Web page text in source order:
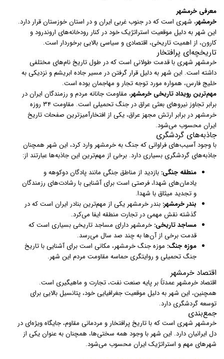
معرفی خرمشهر
خرمشهر، شهری است که در جنوب غربی ایران و در استان خوزستان قرار دارد.
این شهر به دلیل موقعیت استراتژیک خود در کنار رودخانه‌های اروندرود و
کارون، از اهمیت تاریخی، اقتصادی و سیاسی بالایی برخوردار است.
تاریخچه‌ای پرافتخار
خرمشهر شهری با قدمت طولانی است که در طول تاریخ نام‌های مختلفی
داشته است. این شهر به دلیل قرار گرفتن در مسیر جاده ابریشم و نزدیکی به
خلیج فارس، همواره مورد توجه تجار و مهاجمان بوده است.
مهم‌ترین رویداد تاریخی خرمشهر، مقاومت جانانه مردم و رزمندگان ایران در
برابر تجاوز نیروهای بعثی عراق در جنگ تحمیلی است. مقاومت ۳۴ روزه
خرمشهر در برابر ارتش مجهز عراق، یکی از افتخارآمیزترین صفحات تاریخ
ایران محسوب می‌شود.
جاذبه‌های گردشگری
با وجود آسیب‌های فراوانی که جنگ به خرمشهر وارد کرد، این شهر همچنان
جاذبه‌های گردشگری بسیاری دارد. برخی از مهم‌ترین این جاذبه‌ها عبارتند از:
منطقه جنگی: بازدید از مناطق جنگی مانند پادگان دوکوهه و
یادمان‌های شهدا، فرصتی است برای آشنایی با رشادت‌های رزمندگان
و تجدید میثاق با شهدا.
بندر خرمشهر: بندر خرمشهر یکی از مهم‌ترین بنادر ایران است که در
گذشته نقش مهمی در تجارت منطقه ایفا می‌کرد.
مساجد تاریخی: خرمشهر دارای مساجد تاریخی بسیاری است که
قدمت برخی از آن‌ها به چند صد سال می‌رسد.
موزه جنگ: موزه جنگ خرمشهر، مکانی است برای آشنایی با تاریخ
جنگ تحمیلی و روایتگری حماسه مقاومت مردم این شهر.
اقتصاد خرمشهر
اقتصاد خرمشهر عمدتاً بر پایه صنعت نفت، تجارت و ماهیگیری است.
همچنین، این شهر به دلیل موقعیت جغرافیایی خود، پتانسیل بالایی برای
توسعه گردشگری دارد.
جمع‌بندی
خرمشهر شهری است که با تاریخ پرافتخار و مردمانی مقاوم، جایگاه ویژه‌ای در
دل ایرانیان دارد. این شهر با وجود همه سختی‌ها، همچنان به عنوان یکی از
شهرهای مهم و استراتژیک ایران محسوب می‌شود.